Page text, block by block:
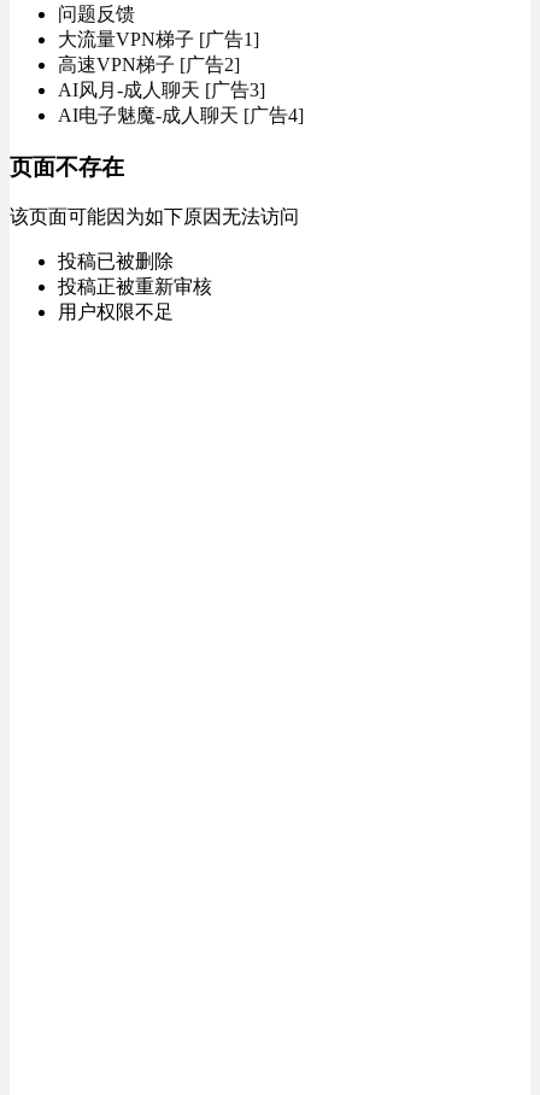
问题反馈
大流量VPN梯子 [广告1]
高速VPN梯子 [广告2]
AI风月-成人聊天 [广告3]
AI电子魅魔-成人聊天 [广告4]
页面不存在
该页面可能因为如下原因无法访问
投稿已被删除
投稿正被重新审核
用户权限不足